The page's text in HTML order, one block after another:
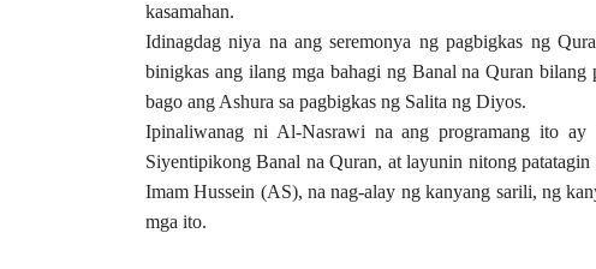
kasamahan.
Idinagdag niya na ang seremonya ng pagbigkas ng
binigkas ang ilang mga bahagi ng Banal na Quran
bago ang Ashura sa pagbigkas ng Salita ng Diyos.
Ipinaliwanag ni Al-Nasrawi na ang programang ito ay
Siyentipikong Banal na Quran, at layunin nitong
Imam Hussein (AS), na nag-alay ng kanyang sarili, ng
mga ito.